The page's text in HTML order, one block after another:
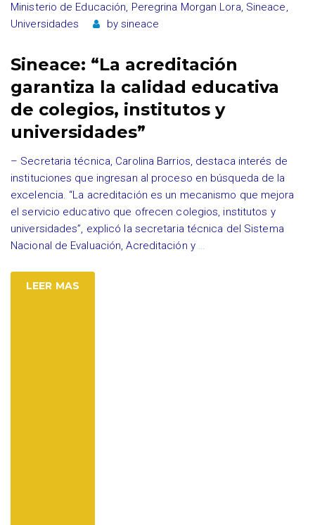
Ministerio de Educación, Peregrina Morgan Lora, Sineace,
Universidades
by sineace
Sineace: “La acreditación
garantiza la calidad educativa
de colegios, institutos y
universidades”
– Secretaria técnica, Carolina Barrios, destaca interés de
instituciones que ingresan al proceso en búsqueda de la
excelencia. “La acreditación es un mecanismo que mejora
el servicio educativo que ofrecen colegios, institutos y
universidades”, explicó la secretaria técnica del Sistema
Nacional de Evaluación, Acreditación y …
LEER MAS